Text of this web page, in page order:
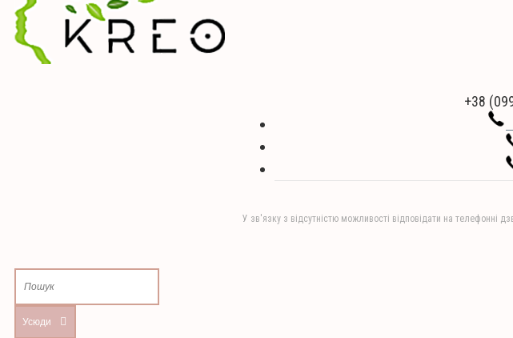
+38
У зв'язку з відсутністю можливості відповідати на телефонні
Усюди